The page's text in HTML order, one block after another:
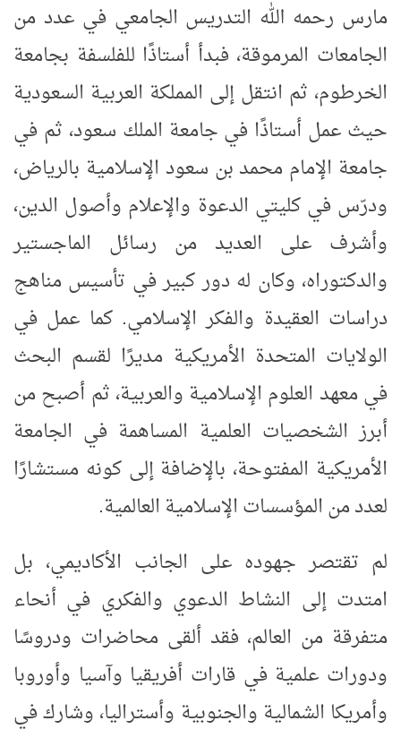
مارس رحمه الله التدريس الجامعي في عدد من
الجامعات المرموقة، فبدأ أستاذًا للفلسفة بجامعة
الخرطوم، ثم انتقل إلى المملكة العربية السعودية
حيث عمل أستاذًا في جامعة الملك سعود، ثم في
جامعة الإمام محمد بن سعود الإسلامية بالرياض،
ودرّس في كليتي الدعوة والإعلام وأصول الدين،
وأشرف على العديد من رسائل الماجستير
والدكتوراه، وكان له دور كبير في تأسيس مناهج
دراسات العقيدة والفكر الإسلامي. كما عمل في
الولايات المتحدة الأمريكية مديرًا لقسم البحث
في معهد العلوم الإسلامية والعربية، ثم أصبح من
أبرز الشخصيات العلمية المساهمة في الجامعة
الأمريكية المفتوحة، بالإضافة إلى كونه مستشارًا
لعدد من المؤسسات الإسلامية العالمية.
لم تقتصر جهوده على الجانب الأكاديمي، بل
امتدت إلى النشاط الدعوي والفكري في أنحاء
متفرقة من العالم، فقد ألقى محاضرات ودروسًا
ودورات علمية في قارات أفريقيا وآسيا وأوروبا
وأمريكا الشمالية والجنوبية وأستراليا، وشارك في